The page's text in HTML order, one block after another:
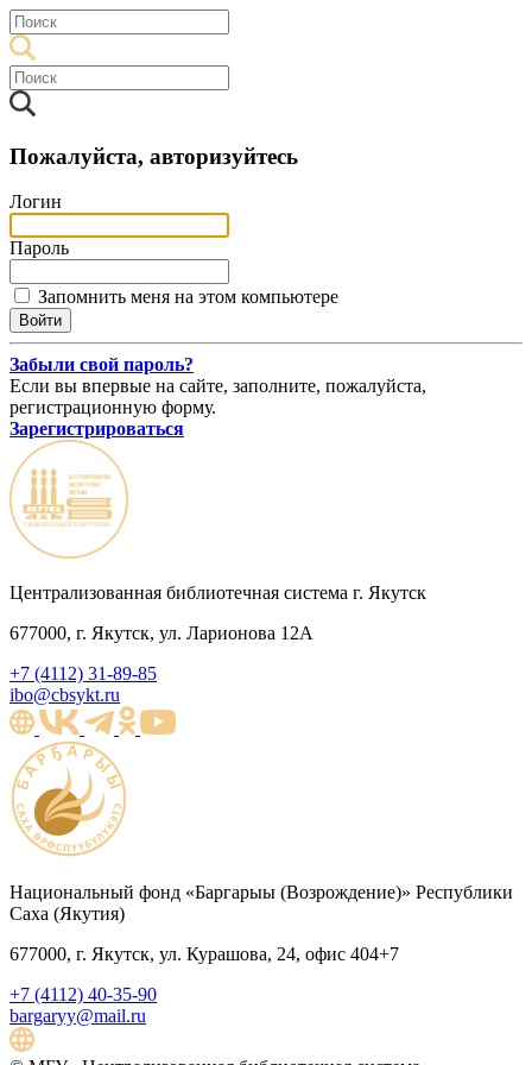
Пожалуйста, авторизуйтесь
Логин
Пароль
Запомнить меня на этом компьютере
Забыли свой пароль?
Если вы впервые на сайте, заполните, пожалуйста,
регистрационную форму.
Зарегистрироваться
Централизованная библиотечная система г. Якутск
677000, г. Якутск, ул. Ларионова 12А
+7 (4112) 31-89-85
ibo@cbsykt.ru
Национальный фонд «Баргарыы (Возрождение)» Республики
Саха (Якутия)
677000, г. Якутск, ул. Курашова, 24, офис 404+7
+7 (4112) 40-35-90
bargaryy@mail.ru